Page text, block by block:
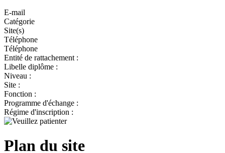
E-mail
Catégorie
Site(s)
Téléphone
Téléphone
Entité de rattachement :
Libelle diplôme :
Niveau :
Site :
Fonction :
Programme d'échange :
Régime d'inscription :
Plan du site